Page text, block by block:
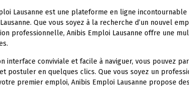
Lausanne est une plateforme en ligne
Que vous soyez à la recherche d’un nouvel
professionnelle, Anibis Emploi Lausanne offre une
interface conviviale et facile à naviguer, vous pouvez
et postuler en quelques clics. Que vous soyez un
premier emploi, Anibis Emploi Lausanne propose